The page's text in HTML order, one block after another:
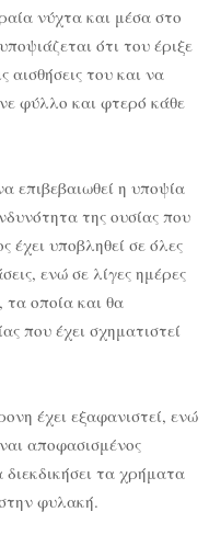
νύχτα και μέσα στο
ότι του έριξε
αισθήσεις του και να
φύλλο και φτερό κάθε
επιβεβαιωθεί η υποψία
της ουσίας που
έχει υποβληθεί σε όλες
ενώ σε λίγες ημέρες
οποία και θα
που έχει σχηματιστεί
έχει εξαφανιστεί, ενώ
αποφασισμένος
τα χρήματα
φυλακή.